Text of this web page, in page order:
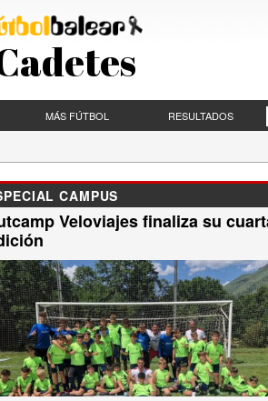
MÁS FÚTBOL RESULTADOS
CAMPUS
Veloviajes finaliza su